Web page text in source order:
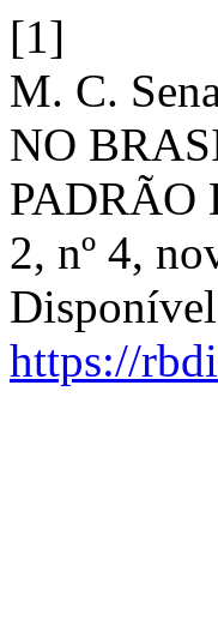
[1]
M. C.
NO
PADRÃO
2, nº 4,
https://